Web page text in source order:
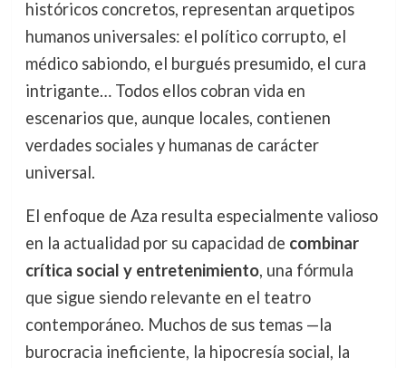
históricos concretos, representan arquetipos
humanos universales: el político corrupto, el
médico sabiondo, el burgués presumido, el cura
intrigante… Todos ellos cobran vida en
escenarios que, aunque locales, contienen
verdades sociales y humanas de carácter
universal.
El enfoque de Aza resulta especialmente valioso
en la actualidad por su capacidad de combinar
crítica social y entretenimiento, una fórmula
que sigue siendo relevante en el teatro
contemporáneo. Muchos de sus temas —la
burocracia ineficiente, la hipocresía social, la